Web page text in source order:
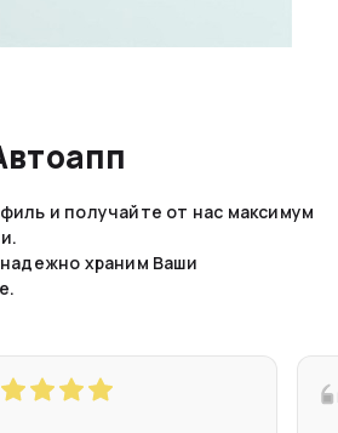
и получайте от нас максимум
храним Ваши